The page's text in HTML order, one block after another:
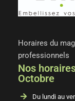
Horaires du
professionnels
Nos
Octobre
Du lundi au